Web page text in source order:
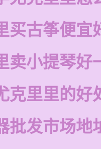
买古筝便宜
卖小提琴好
克里里的好
批发市场地